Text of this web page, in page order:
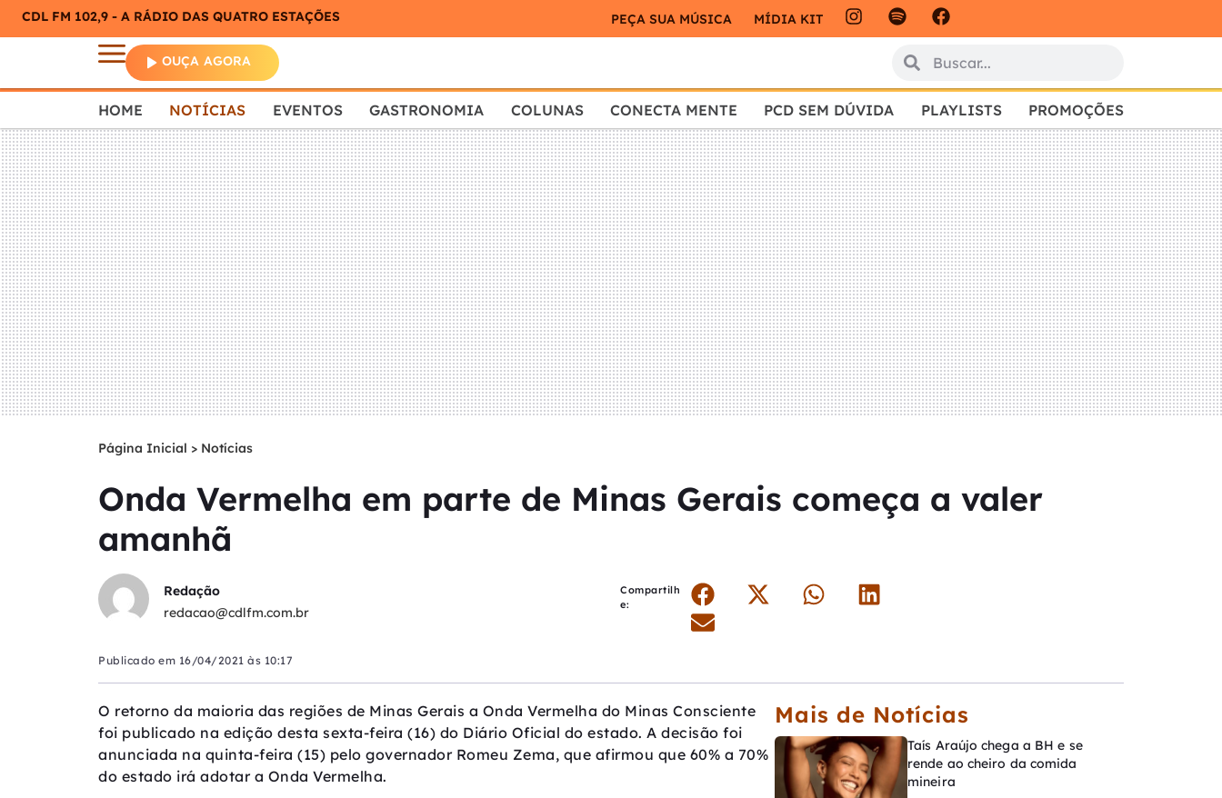
CDL FM 102,9 - A RÁDIO DAS QUATRO ESTAÇÕES PEÇA SUA MÚSICA MÍDIA KIT
OUÇA AGORA
HOME NOTÍCIAS EVENTOS GASTRONOMIA COLUNAS CONECTA MENTE PCD SEM DÚVIDA PLAYLISTS PROMOÇÕES
Página Inicial > Notícias
Onda Vermelha em parte de Minas Gerais começa a valer
amanhã
Redação
redacao@cdlfm.com.br
Compartilh
e:
Publicado em 16/04/2021 às 10:17
O retorno da maioria das regiões de Minas Gerais a Onda Vermelha do Minas Consciente
foi publicado na edição desta sexta-feira (16) do Diário Oficial do estado. A decisão foi
anunciada na quinta-feira (15) pelo governador Romeu Zema, que afirmou que 60% a 70%
do estado irá adotar a Onda Vermelha.
Mais de Notícias
Taís Araújo chega a BH e se
rende ao cheiro da comida
mineira